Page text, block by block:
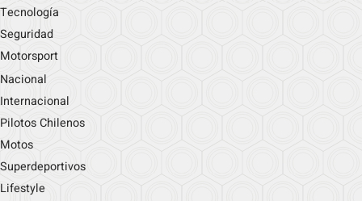
Tecnología
Seguridad
Motorsport
Nacional
Internacional
Pilotos Chilenos
Motos
Superdeportivos
Lifestyle